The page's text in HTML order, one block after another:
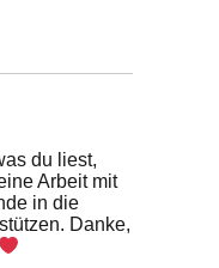
du liest,
Arbeit mit
in die
Danke,